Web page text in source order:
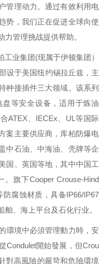
管理动力。通过有效利用电
势，我们正在促进全球向使
管理挑战提供帮助。
工业集团(现属于伊顿集团）
设于美国纽约锡拉丘兹，主
种接插件三大领域。该系列
等安全设备，适用于炼油
ATEX IECEx UL 等国际
案主要供应商，库柏防爆电
中石油、中海油、壳牌等企
国、英国等地，其中中国工
。旗下Cooper Crouse-Hind
防腐蚀材质，具备IP66/IP67
、海上平台及石化行业。
環境中必須管理動力時，安
Condulet開始發展，但Crou
對高風險的嚴苛和危險環境